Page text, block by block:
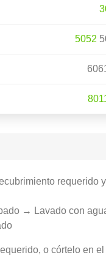
5052
requerido
→ Lavado con
o córtelo en